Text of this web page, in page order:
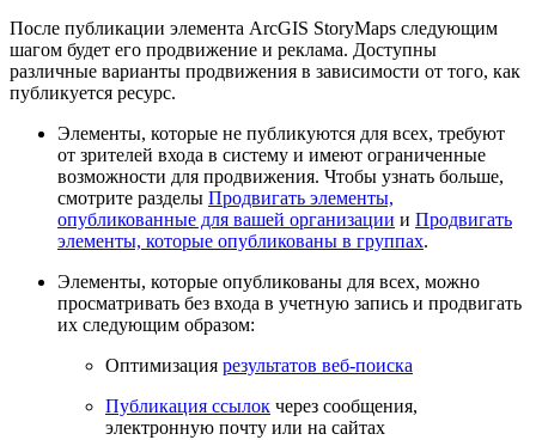
После публикации элемента ArcGIS StoryMaps следующим
шагом будет его продвижение и реклама. Доступны
различные варианты продвижения в зависимости от того, как
публикуется ресурс.
Элементы, которые не публикуются для всех, требуют
от зрителей входа в систему и имеют ограниченные
возможности для продвижения. Чтобы узнать больше,
смотрите разделы Продвигать элементы,
опубликованные для вашей организации и Продвигать
элементы, которые опубликованы в группах.
Элементы, которые опубликованы для всех, можно
просматривать без входа в учетную запись и продвигать
их следующим образом:
Оптимизация результатов веб-поиска
Публикация ссылок через сообщения,
электронную почту или на сайтах